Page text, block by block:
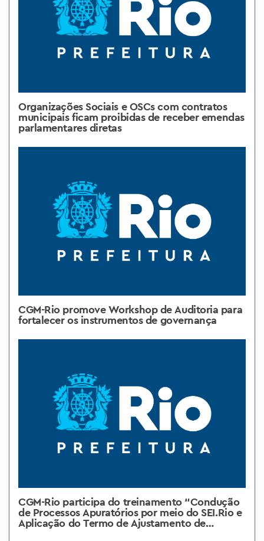
Organizações Sociais e OSCs com contratos
municipais ficam proibidas de receber emendas
parlamentares diretas
CGM-Rio promove Workshop de Auditoria para
fortalecer os instrumentos de governança
CGM-Rio participa do treinamento “Condução
de Processos Apuratórios por meio do SEI.Rio e
Aplicação do Termo de Ajustamento de